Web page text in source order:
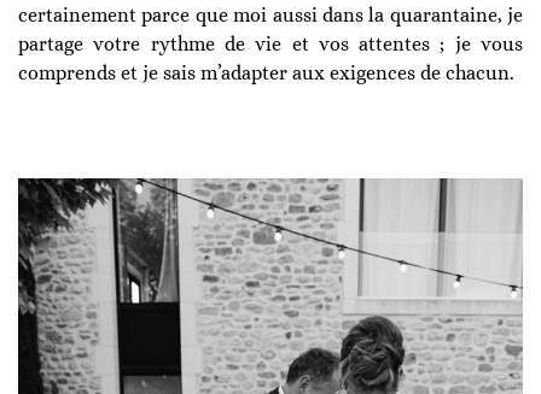
certainement parce que moi aussi dans la quarantaine, je
partage votre rythme de vie et vos attentes ; je vous
comprends et je sais m’adapter aux exigences de chacun.